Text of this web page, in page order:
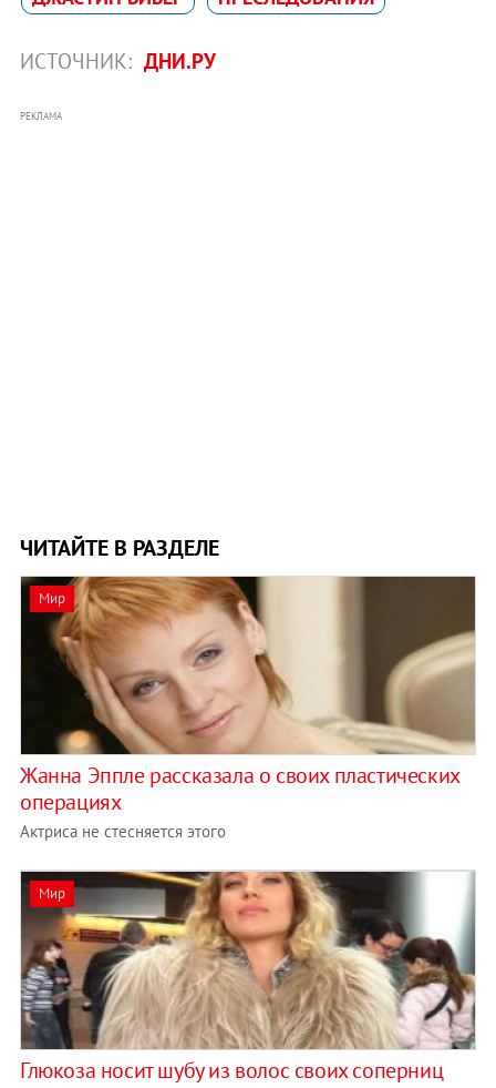
ИСТОЧНИК: ДНИ.РУ
РЕКЛАМА
ЧИТАЙТЕ В РАЗДЕЛЕ
Мир
Жанна Эппле рассказала о своих пластических
операциях
Актриса не стесняется этого
Мир
Глюкоза носит шубу из волос своих соперниц